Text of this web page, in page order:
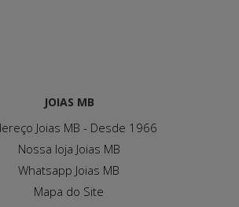
JOIAS MB
Joias MB - Desde 1966
Nossa loja Joias MB
Whatsapp Joias MB
Mapa do Site